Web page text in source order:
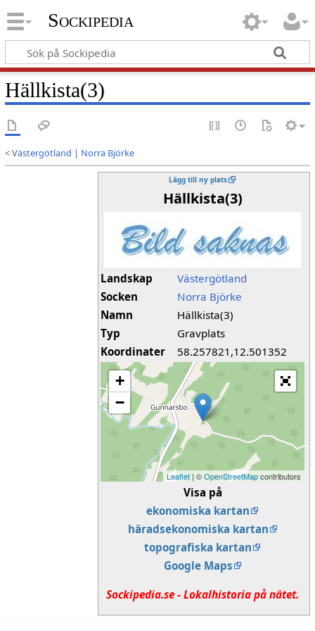
Sockipedia
Hällkista(3)
<Västergötland | Norra Björke
Lägg till ny plats
Hällkista(3)
Landskap
Västergötland
Socken
Norra Björke
Namn
Hällkista(3)
Typ
Gravplats
Koordinater
58.257821,12.501352
+
−
Leaflet | ©OpenStreetMapcontributors
Visa på
ekonomiska kartan
häradsekonomiska kartan
topografiska kartan
Google Maps
Sockipedia.se - Lokalhistoria på nätet.